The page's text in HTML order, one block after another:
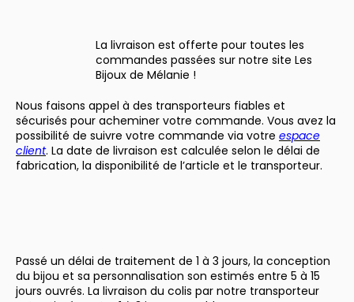
La livraison est offerte pour toutes les
commandes passées sur notre site Les
Bijoux de Mélanie !
Nous faisons appel à des transporteurs fiables et
sécurisés pour acheminer votre commande. Vous avez la
possibilité de suivre votre commande via votre espace
client. La date de livraison est calculée selon le délai de
fabrication, la disponibilité de l’article et le transporteur.
Passé un délai de traitement de 1 à 3 jours, la conception
du bijou et sa personnalisation son estimés entre 5 à 15
jours ouvrés. La livraison du colis par notre transporteur